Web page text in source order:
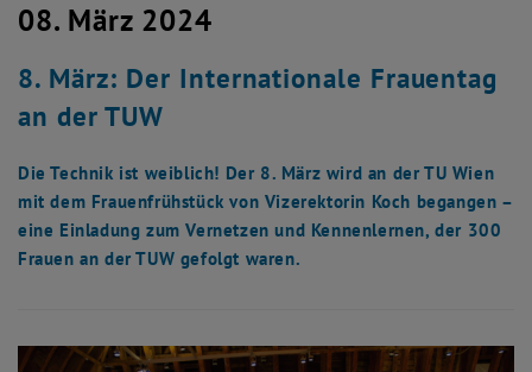
Zurück: Subseiten von TU Wien Startseite auflisten
Zurück zur letzten Ebene:
TU Wien Startseite
Übersicht
08. März 2024
8. März: Der Internationale Frauentag
an der TUW
Die Technik ist weiblich! Der 8. März wird an der TU Wien
mit dem Frauenfrühstück von Vizerektorin Koch begangen –
eine Einladung zum Vernetzen und Kennenlernen, der 300
Frauen an der TUW gefolgt waren.